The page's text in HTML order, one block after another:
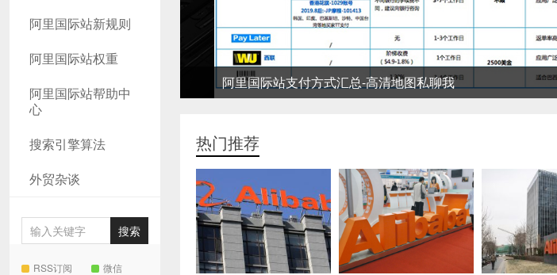
阿里国际站新规则
阿里国际站权重
阿里国际站帮助中
心
搜索引擎算法
外贸杂谈
RSS订阅 微信
阿里国际站支付方式汇总-高清地图私聊我
热门推荐